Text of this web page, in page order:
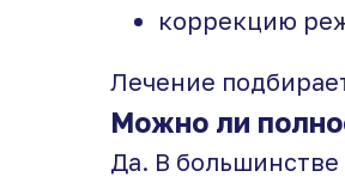
коррекцию
Лечение
Можно ли
Да. В